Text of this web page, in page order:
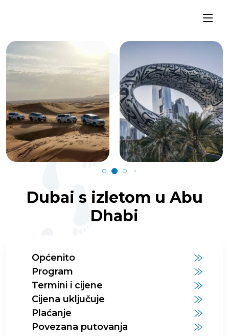
Dubai s izletom u Abu
Dhabi
Općenito
Program
Termini i cijene
Cijena uključuje
Plaćanje
Povezana putovanja